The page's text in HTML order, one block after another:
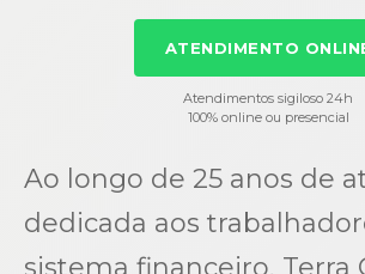
ATENDIMENTO
Atendimentos sigiloso 24h
100% online ou presencial
Ao longo de 25 anos de
dedicada aos
sistema financeiro, Terra